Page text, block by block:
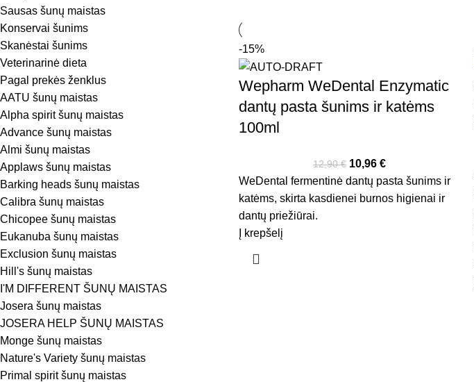
Sausas šunų maistas
Konservai šunims
Skanėstai šunims
Veterinarinė dieta
Pagal prekės ženklus
AATU šunų maistas
Alpha spirit šunų maistas
Advance šunų maistas
Almi šunų maistas
Applaws šunų maistas
Barking heads šunų maistas
Calibra šunų maistas
Chicopee šunų maistas
Eukanuba šunų maistas
Exclusion šunų maistas
Hill's šunų maistas
I'M DIFFERENT ŠUNŲ MAISTAS
Josera šunų maistas
JOSERA HELP ŠUNŲ MAISTAS
Monge šunų maistas
Nature's Variety šunų maistas
Primal spirit šunų maistas
-15%
Wepharm WeDental Enzymatic
dantų pasta šunims ir katėms
100ml
12,90€ 10,96€
WeDental fermentinė dantų pasta šunims ir
katėms, skirta kasdienei burnos higienai ir
dantų priežiūrai.
Į krepšelį